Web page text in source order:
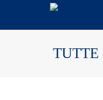
TUTTE